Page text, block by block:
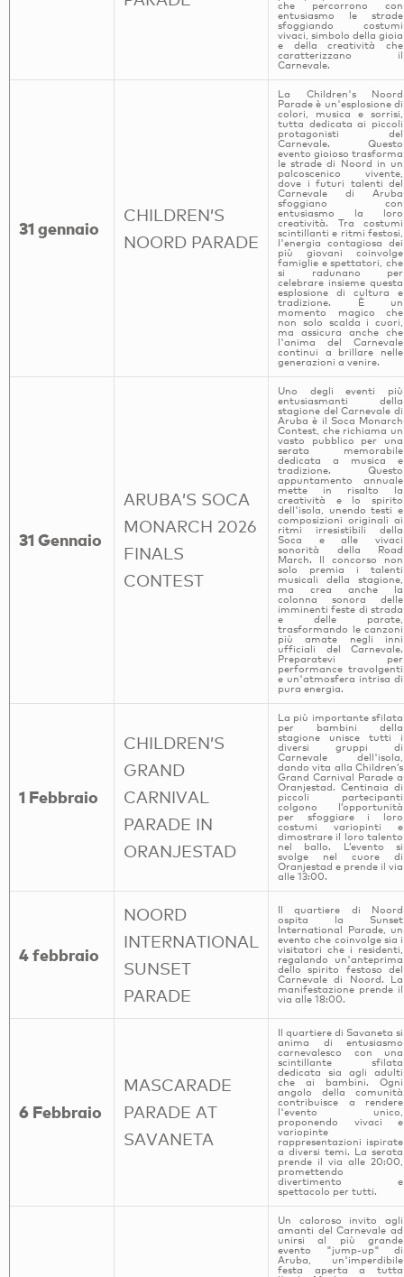
che percorrono con
entusiasmo le strade
sfoggiando costumi
vivaci, simbolo della gioia
e della creatività che
caratterizzano il
Carnevale.
31 gennaio
CHILDREN’S
NOORD PARADE
La Children's Noord
Parade è un'esplosione di
colori, musica e sorrisi,
tutta dedicata ai piccoli
protagonisti del
Carnevale. Questo
evento gioioso trasforma
le strade di Noord in un
palcoscenico vivente,
dove i futuri talenti del
Carnevale di Aruba
sfoggiano con
entusiasmo la loro
creatività. Tra costumi
scintillanti e ritmi festosi,
l'energia contagiosa dei
più giovani coinvolge
famiglie e spettatori, che
si radunano per
celebrare insieme questa
esplosione di cultura e
tradizione. È un
momento magico che
non solo scalda i cuori,
ma assicura anche che
l'anima del Carnevale
continui a brillare nelle
generazioni a venire.
31 Gennaio
ARUBA’S SOCA
MONARCH 2026
FINALS
CONTEST
Uno degli eventi più
entusiasmanti della
stagione del Carnevale di
Aruba è il Soca Monarch
Contest, che richiama un
vasto pubblico per una
serata memorabile
dedicata a musica e
tradizione. Questo
appuntamento annuale
mette in risalto la
creatività e lo spirito
dell'isola, unendo testi e
composizioni originali ai
ritmi irresistibili della
Soca e alle vivaci
sonorità della Road
March. Il concorso non
solo premia i talenti
musicali della stagione,
ma crea anche la
colonna sonora delle
imminenti feste di strada
e delle parate,
trasformando le canzoni
più amate negli inni
ufficiali del Carnevale.
Preparatevi per
performance travolgenti
e un'atmosfera intrisa di
pura energia.
1 Febbraio
CHILDREN’S
GRAND
CARNIVAL
PARADE IN
ORANJESTAD
La più importante sfilata
per bambini della
stagione unisce tutti i
diversi gruppi di
Carnevale dell'isola,
dando vita alla Children’s
Grand Carnival Parade a
Oranjestad. Centinaia di
piccoli partecipanti
colgono l’opportunità
per sfoggiare i loro
costumi variopinti e
dimostrare il loro talento
nel ballo. L’evento si
svolge nel cuore di
Oranjestad e prende il via
alle 13:00.
4 febbraio
NOORD
INTERNATIONAL
SUNSET
PARADE
Il quartiere di Noord
ospita la Sunset
International Parade, un
evento che coinvolge sia i
visitatori che i residenti,
regalando un'anteprima
dello spirito festoso del
Carnevale di Noord. La
manifestazione prende il
via alle 18:00.
6 Febbraio
MASCARADE
PARADE AT
SAVANETA
Il quartiere di Savaneta si
anima di entusiasmo
carnevalesco con una
scintillante sfilata
dedicata sia agli adulti
che ai bambini. Ogni
angolo della comunità
contribuisce a rendere
l'evento unico,
proponendo vivaci e
variopinte
rappresentazioni ispirate
a diversi temi. La serata
prende il via alle 20:00,
promettendo
divertimento e
spettacolo per tutti.
Un caloroso invito agli
amanti del Carnevale ad
unirsi al più grande
evento "jump-up" di
Aruba, un'imperdibile
festa aperta a tutta